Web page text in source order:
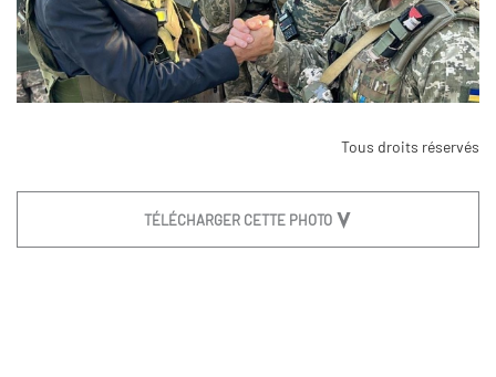
Tous droits réservés
TÉLÉCHARGER CETTE PHOTO